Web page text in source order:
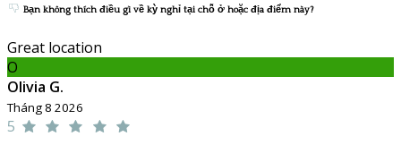
Bạn không thích điều gì về kỳ nghỉ tại chỗ ở hoặc địa điểm này?
Great location
O
Olivia G.
Tháng 8 2026
5